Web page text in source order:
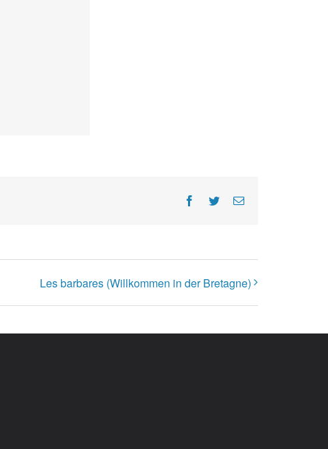
Facebook
TwitterE-
Les barbares (Willkommen in der Bretagne)